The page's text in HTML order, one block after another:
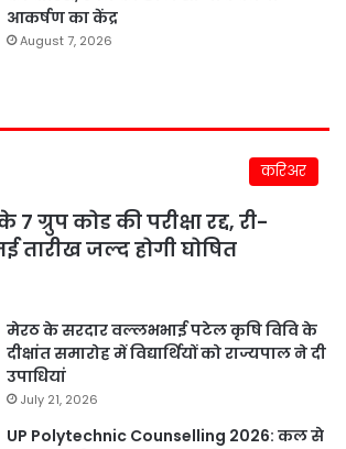
आकर्षण का केंद्र
August 7, 2026
करिअर
ग्रुप कोड की परीक्षा रद्द, री-
तारीख जल्द होगी घोषित
मेरठ के सरदार वल्लभभाई पटेल कृषि विवि के
दीक्षांत समारोह में विद्यार्थियों को राज्यपाल ने दी
उपाधियां
July 21, 2026
UP Polytechnic Counselling 2026: कल से